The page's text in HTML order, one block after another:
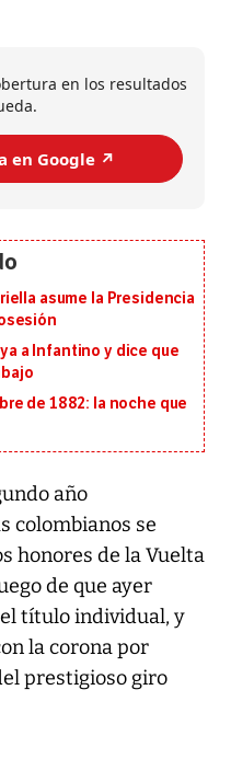
en los resultados
en Google ↗️
asume la Presidencia
a Infantino y dice que
de 1882: la noche que
año
colombianos se
honores de la Vuelta
de que ayer
título individual, y
la corona por
prestigioso giro